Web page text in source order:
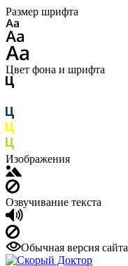
Размер шрифта
Цвет фона и шрифта
Изображения
Озвучивание текста
Обычная версия сайта